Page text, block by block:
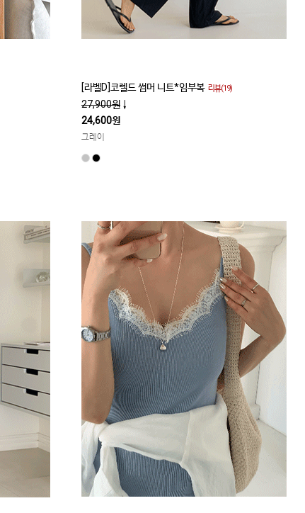
[라벨D]코렐드 썸머 니트*임부복 리뷰(19)
27,900원 ↓
24,600원
그레이